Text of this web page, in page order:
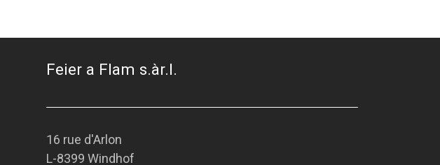
Feier a Flam s.àr.l.
16 rue d'Arlon
L-8399 Windhof